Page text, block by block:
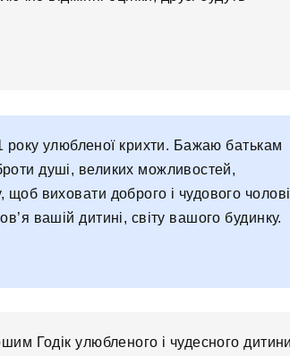
улюбленої крихти. Бажаю батькам
душі, великих можливостей,
щоб виховати доброго і чудового
вашій дитині, світу вашого будинку.
Годік улюбленого і чудесного